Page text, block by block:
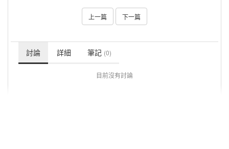
上一篇 下一篇
討論 詳細 筆記 (0)
目前沒有討論